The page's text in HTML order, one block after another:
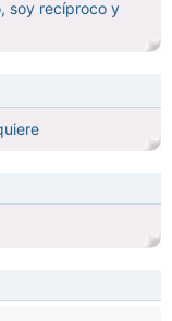
soy recíproco y